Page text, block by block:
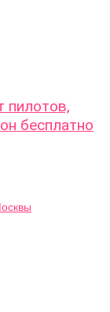
пилотов,
бесплатно